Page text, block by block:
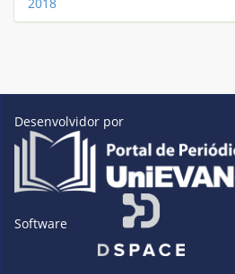
Desenvolvidor por
Software